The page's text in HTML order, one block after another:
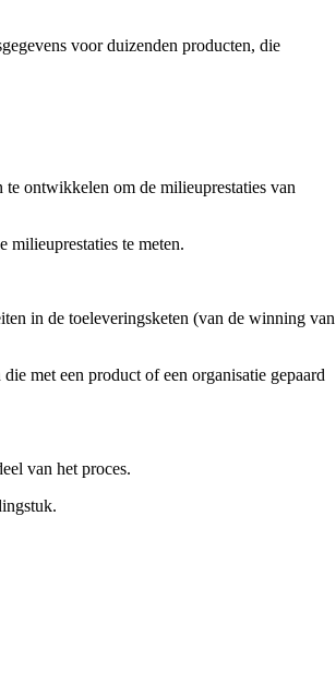
voor duizenden producten, die
te ontwikkelen om de milieuprestaties van
milieuprestaties te meten.
in de toeleveringsketen (van de winning van
met een product of een organisatie gepaard
van het proces.